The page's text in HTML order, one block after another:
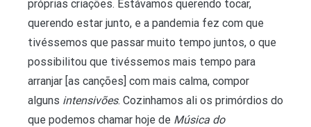
próprias criações. Estávamos querendo tocar,
querendo estar junto, e a pandemia fez com que
tivéssemos que passar muito tempo juntos, o que
possibilitou que tivéssemos mais tempo para
arranjar [as canções] com mais calma, compor
alguns intensivões. Cozinhamos ali os primórdios do
que podemos chamar hoje de Música do